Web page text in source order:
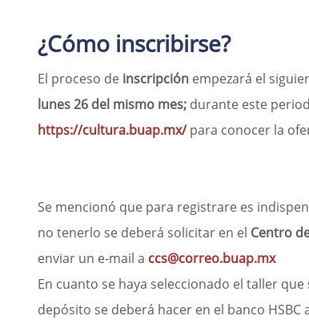
¿Cómo inscribirse?
El proceso de inscripción empezará el
lunes 26 del mismo mes; durante este
https://cultura.buap.mx/ para conocer la
Se mencionó que para registrare es
no tenerlo se deberá solicitar en el Centro
enviar un e-mail a ccs@correo.buap.mx
En cuanto se haya seleccionado el taller
depósito se deberá hacer en el banco HSBC